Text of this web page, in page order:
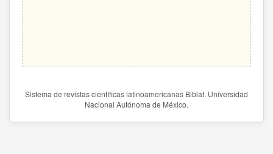
Sistema de revistas científicas latinoamericanas Biblat. Universidad
Nacional Autónoma de México.